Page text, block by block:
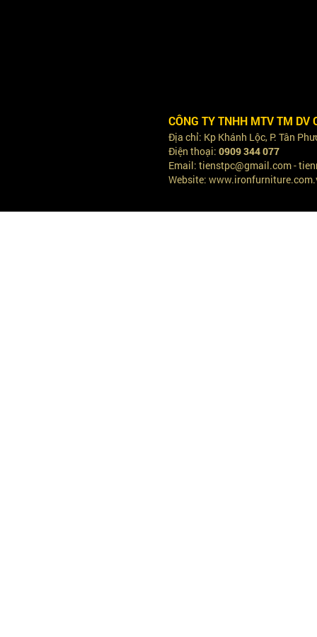
CÔNG TY TNHH MTV TM DV
Địa chỉ: Kp Khánh Lộc, P. Tân
Điện thoại: 0909 344 077
Email: tienstpc@gmail.com -
Website: